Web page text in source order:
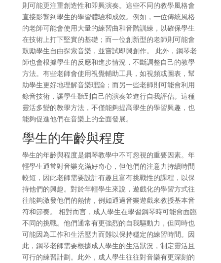
則可能更注重創造性和即興演奏。這些不同的教學風格會
直接影響到學生的學習體驗和成效。例如，一位傳統風格
的老師可能會使用大量的練習曲和音階訓練，以確保學生
在技術上打下堅實的基礎；而一位創新型的老師則可能會
鼓勵學生自由探索音樂，並嘗試即興創作。 此外，鋼琴老
師也會根據學生的反應和進步情況，不斷調整自己的教學
方法。有些老師會使用視覺輔助工具，如視頻或圖表，幫
助學生更好地理解音樂理論；而另一些老師則可能會利用
錄音技術，讓學生聽到自己的演奏並進行自我評估。這種
靈活多變的教學方法，不僅能夠提高學生的學習興趣，也
能夠促進他們在音樂上的全面發展。
學生的年齡與程度
學生的年齡與程度是鋼琴教學中不可忽視的重要因素。年
輕學生通常對音樂充滿好奇心，但他們的注意力持續時間
較短，因此老師需要設計有趣且富有挑戰性的課程，以保
持他們的興趣。對於年輕學生來說，遊戲化的學習方式往
往能夠激發他們的熱情，例如通過音樂遊戲來教授基本音
符和節奏。 相對而言，成人學生在學習鋼琴時可能會面臨
不同的挑戰。他們通常有更強烈的自我驅動力，但同時也
可能因為工作和生活壓力而難以保持穩定的練習時間。因
此，鋼琴老師需要根據成人學生的生活狀況，制定靈活且
可行的練習計劃。此外，成人學生往往對音樂有更深刻的